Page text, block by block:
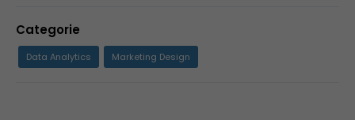
Categorie
Data Analytics Marketing Design